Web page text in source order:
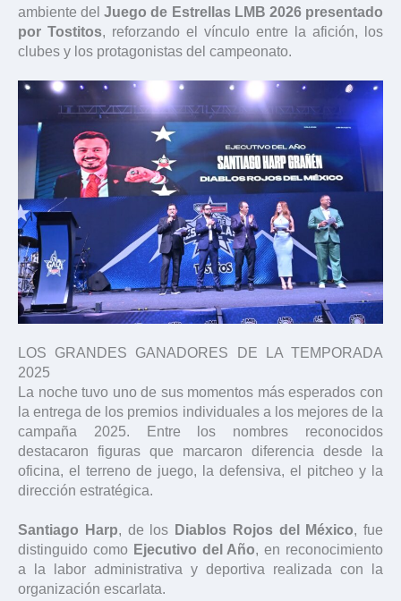
ambiente delJuego de Estrellas LMB 2026 presentado
por Tostitos, reforzando el vínculo entre la afición, los
clubes y los protagonistas del campeonato.
LOS GRANDES GANADORES DE LA TEMPORADA
2025
La noche tuvo uno de sus momentos más esperados con
la entrega de los premios individuales a los mejores de la
campaña 2025. Entre los nombres reconocidos
destacaron figuras que marcaron diferencia desde la
oficina, el terreno de juego, la defensiva, el pitcheo y la
dirección estratégica.
Santiago Harp, de los Diablos Rojos del México, fue
distinguido como Ejecutivo del Año, en reconocimiento
a la labor administrativa y deportiva realizada con la
organización escarlata.